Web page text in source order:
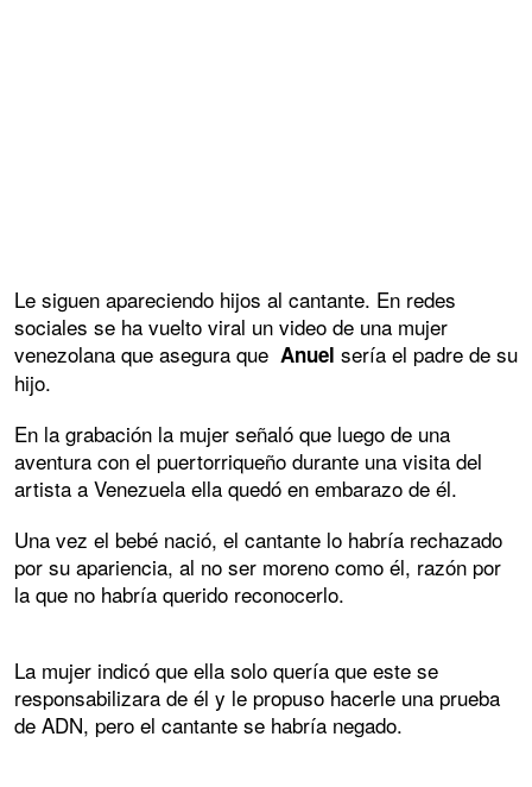
Le siguen apareciendo hijos al cantante. En redes
sociales se ha vuelto viral un video de una mujer
venezolana que asegura que Anuel sería el padre de su
hijo.
En la grabación la mujer señaló que luego de una
aventura con el puertorriqueño durante una visita del
artista a Venezuela ella quedó en embarazo de él.
Una vez el bebé nació, el cantante lo habría rechazado
por su apariencia, al no ser moreno como él, razón por
la que no habría querido reconocerlo.
La mujer indicó que ella solo quería que este se
responsabilizara de él y le propuso hacerle una prueba
de ADN, pero el cantante se habría negado.